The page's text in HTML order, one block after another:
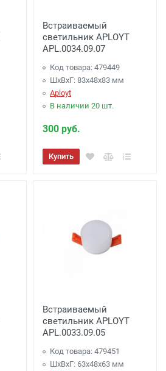
Встраиваемый
светильник APLOYT
APL.0034.09.07
Код товара: 479449
ШхВхГ: 83x48x83 мм
Aployt
В наличии 20 шт.
300 руб.
Купить
Встраиваемый
светильник APLOYT
APL.0033.09.05
Код товара: 479451
ШхВхГ: 63x48x63 мм